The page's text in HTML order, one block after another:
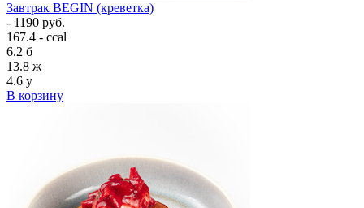
Завтрак BEGIN (креветка)
- 1190 руб.
167.4 - ccal
6.2 б
13.8 ж
4.6 у
В корзину